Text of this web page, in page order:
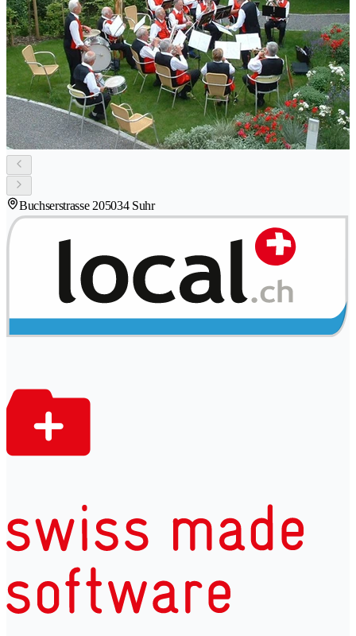
Buchserstrasse 205034 Suhr